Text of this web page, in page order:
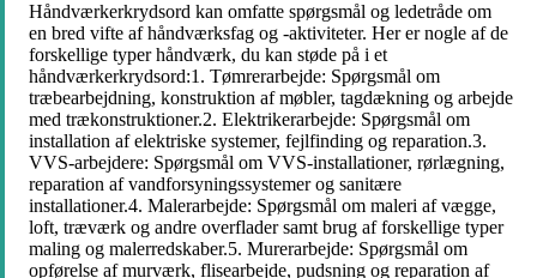
Håndværkerkrydsord kan omfatte spørgsmål og ledetråde om
en bred vifte af håndværksfag og -aktiviteter. Her er nogle af de
forskellige typer håndværk, du kan støde på i et
håndværkerkrydsord:1. Tømrerarbejde: Spørgsmål om
træbearbejdning, konstruktion af møbler, tagdækning og arbejde
med trækonstruktioner.2. Elektrikerarbejde: Spørgsmål om
installation af elektriske systemer, fejlfinding og reparation.3.
VVS-arbejdere: Spørgsmål om VVS-installationer, rørlægning,
reparation af vandforsyningssystemer og sanitære
installationer.4. Malerarbejde: Spørgsmål om maleri af vægge,
loft, træværk og andre overflader samt brug af forskellige typer
maling og malerredskaber.5. Murerarbejde: Spørgsmål om
opførelse af murværk, flisearbejde, pudsning og reparation af